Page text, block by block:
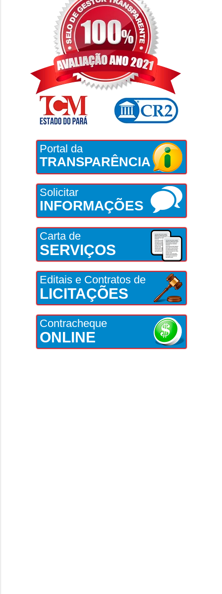
Portal da
TRANSPARÊNCIA
Solicitar
INFORMAÇÕES
Carta de
SERVIÇOS
Editais e Contratos de
LICITAÇÕES
Contracheque
ONLINE